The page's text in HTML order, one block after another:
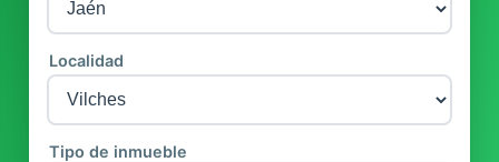
Localidad
Tipo de inmueble